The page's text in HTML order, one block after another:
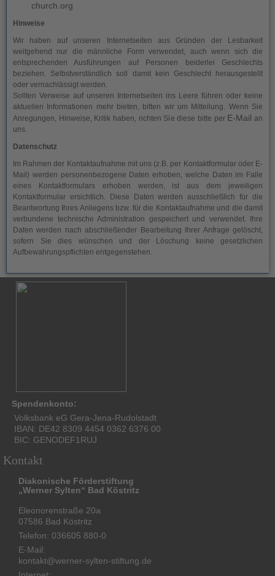
church.org
Hinweise
Wir haben auf unseren Internetseiten aus Gründen der Lesbarkeit
weitgehend nur die männliche Form verwendet, auch wenn sich die
entsprechenden Ausführungen auf Personen beiderlei Geschlechts
beziehen. Selbstverständlich soll damit kein Geschlecht herausgestellt
oder vernachlässigt werden.
Sollten Verweise auf unseren Internetseiten ins Leere führen oder keine
aktuellen Informationen mehr bieten, bitten wir um Mitteilung. Wenn Sie
Anregungen, Hinweise, Kritik haben, richten Sie diese bitte per E-Mail an
uns.
Datenschutz
Im Rahmen der Kontaktaufnahme mit uns (z.B. per Kontaktformular oder E-
Mail) werden personenbezogene Daten erhoben, welche Daten im Falle
eines Kontaktformulars erhoben werden, ist aus dem jeweiligen
Kontaktformular ersichtlich. Diese Daten werden ausschließlich für die
Beantwortung Ihres Anliegens bzw. für die Kontaktaufnahme und die damit
verbundene technische Administration gespeichert und verwendet. Ihre
Daten werden nach abschließender Bearbeitung Ihrer Anfrage gelöscht,
sofern Sie dies wünschen und der Löschung keine gesetzlichen
Aufbewahrungspflichten entgegenstehen.
Spendenkonto:
Volksbank eG Gera-Jena-Rudolstadt
IBAN: DE42 8309 4454 0362 6376 00
BIC: GENODEF1RUJ
Kontakt
Diakonische Förderstiftung
„Werner Sylten“ Bad Köstritz
Eleonorenstraße 20a
07586 Bad Köstritz
Telefon: 036605 880-0
E-Mail:
kontakt@werner-sylten-stiftung.de